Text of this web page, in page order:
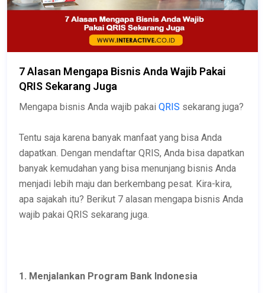
7 Alasan Mengapa Bisnis Anda Wajib Pakai
QRIS Sekarang Juga
Mengapa bisnis Anda wajib pakai QRIS sekarang juga?
Tentu saja karena banyak manfaat yang bisa Anda
dapatkan. Dengan mendaftar QRIS, Anda bisa dapatkan
banyak kemudahan yang bisa menunjang bisnis Anda
menjadi lebih maju dan berkembang pesat. Kira-kira,
apa sajakah itu? Berikut 7 alasan mengapa bisnis Anda
wajib pakai QRIS sekarang juga.
1. Menjalankan Program Bank Indonesia